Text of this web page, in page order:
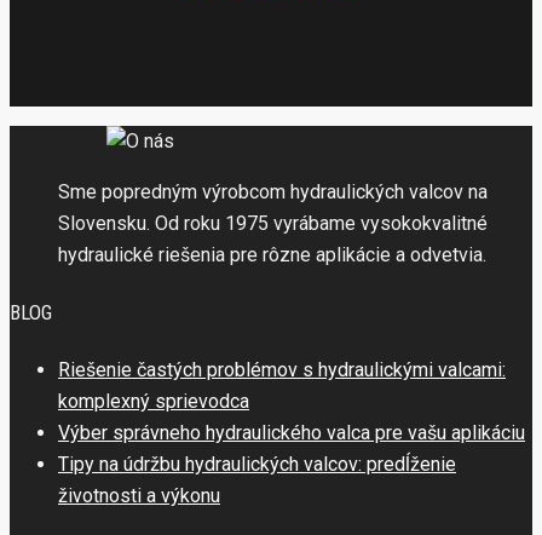
Sme popredným výrobcom hydraulických valcov na
Slovensku. Od roku 1975 vyrábame vysokokvalitné
hydraulické riešenia pre rôzne aplikácie a odvetvia.
BLOG
Riešenie častých problémov s hydraulickými valcami:
komplexný sprievodca
Výber správneho hydraulického valca pre vašu aplikáciu
Tipy na údržbu hydraulických valcov: predĺženie
životnosti a výkonu